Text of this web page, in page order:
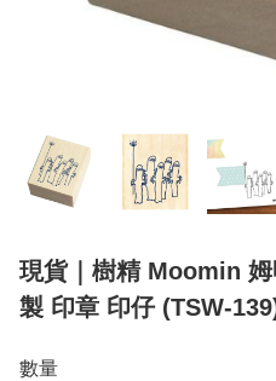
現貨｜樹精 Moomin
製 印章 印仔 (TSW-
數量